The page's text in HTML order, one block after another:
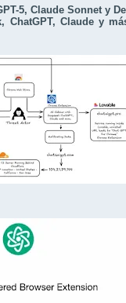
5, Claude Sonnet y
ChatGPT, Claude y